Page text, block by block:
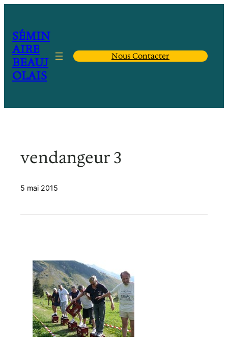
contenu
SÉMIN
AIRE
BEAUJ
OLAIS
Nous Contacter
vendangeur 3
5 mai 2015